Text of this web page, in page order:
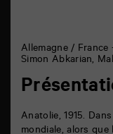
PoitiersAllemagne / France
Simon Abkarian,
Anatolie, 1915.
mondiale, alors que